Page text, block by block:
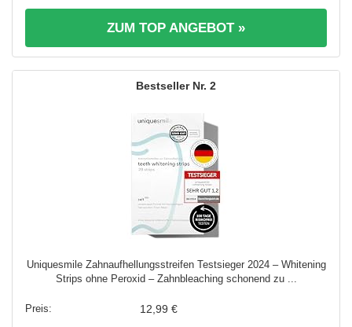
ZUM TOP ANGEBOT »
2
Uniquesmile Zahnaufhellungsstreifen Testsieger 2024 – Whitening
Strips ohne Peroxid – Zahnbleaching schonend zu ...
12,99 €